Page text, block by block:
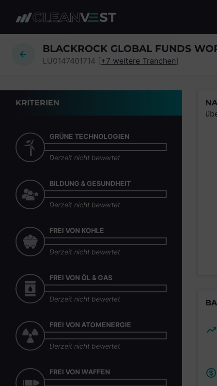
BLACKROCK GLOBAL FUNDS
LU0147401714 [+7 weitere Tranchen]
KRITERIEN
GRÜNE TECHNOLOGIEN
Derzeit nicht bewertet
BILDUNG & GESUNDHEIT
Derzeit nicht bewertet
FREI VON KOHLE
Derzeit nicht bewertet
FREI VON ÖL & GAS
Derzeit nicht bewertet
FREI VON ATOMENERGIE
Derzeit nicht bewertet
FREI VON WAFFEN